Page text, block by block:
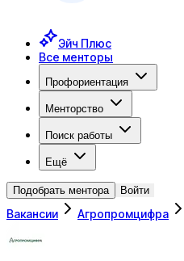
Эйч Плюс
Все менторы
Профориентация
Менторство
Поиск работы
Ещё
Подобрать ментора Войти
Вакансии Агропромцифра